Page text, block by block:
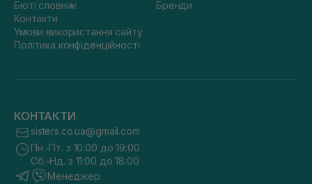
Бюті словник
Контакти
Умови використання сайту
Політика конфіденційності
Бренди
КОНТАКТИ
sisters.co.ua@gmail.com
Пн.-Пт. з 10:00 до 19:00
Сб.-Нд. з 11:00 до 18:00
Менеджер